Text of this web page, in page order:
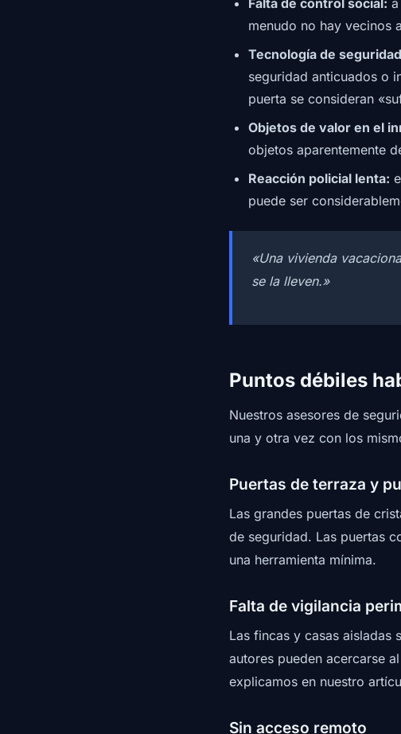
menudo no hay vecinos
Tecnología de
seguridad anticuados o
puerta se consideran
Objetos de valor en el
objetos aparentemente
Reacción policial lenta:
puede ser
«Una vivienda
se la lleven.»
Puntos débiles
Nuestros asesores de
una y otra vez con los
Puertas de terraza y
Las grandes puertas de
de seguridad. Las puertas
una herramienta mínima.
Falta de vigilancia
Las fincas y casas aisladas
autores pueden acercarse
explicamos en nuestro
Sin acceso remoto